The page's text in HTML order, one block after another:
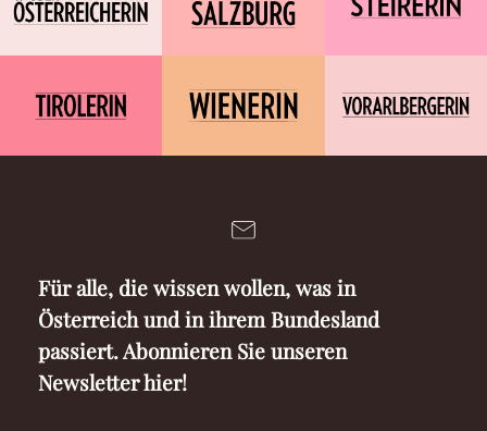
Für alle, die wissen wollen, was in
Österreich und in ihrem Bundesland
passiert. Abonnieren Sie unseren
Newsletter hier!